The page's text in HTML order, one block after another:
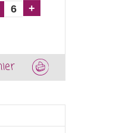
+